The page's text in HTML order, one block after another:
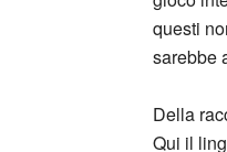
questi
sarebbe
Della
Qui il